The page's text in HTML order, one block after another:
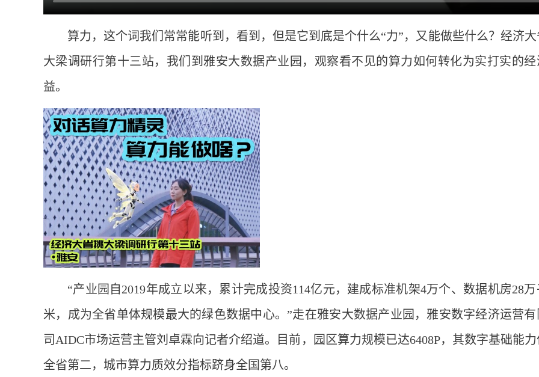
算力，这个词我们常常能听到，看到，但是它到底是个什么“力”，又能做些什么？经济
大梁调研行第十三站，我们到雅安大数据产业园，观察看不见的算力如何转化为实打实的经
益。
“产业园自2019年成立以来，累计完成投资114亿元，建成标准机架4万个、数据机房28万
米，成为全省单体规模最大的绿色数据中心。”走在雅安大数据产业园，雅安数字经济运营有
司AIDC市场运营主管刘卓霖向记者介绍道。目前，园区算力规模已达6408P，其数字基础能力
全省第二，城市算力质效分指标跻身全国第八。